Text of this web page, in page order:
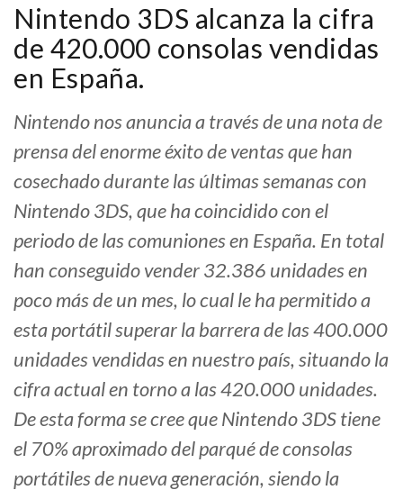
Nintendo 3DS alcanza la cifra
de 420.000 consolas vendidas
en España.
Nintendo nos anuncia a través de una nota de
prensa del enorme éxito de ventas que han
cosechado durante las últimas semanas con
Nintendo 3DS, que ha coincidido con el
periodo de las comuniones en España. En total
han conseguido vender 32.386 unidades en
poco más de un mes, lo cual le ha permitido a
esta portátil superar la barrera de las 400.000
unidades vendidas en nuestro país, situando la
cifra actual en torno a las 420.000 unidades.
De esta forma se cree que Nintendo 3DS tiene
el 70% aproximado del parqué de consolas
portátiles de nueva generación, siendo la